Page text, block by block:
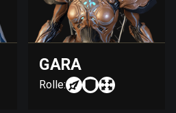
GARA
Rolle: